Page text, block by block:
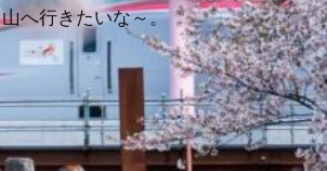
山へ行きたいな～。